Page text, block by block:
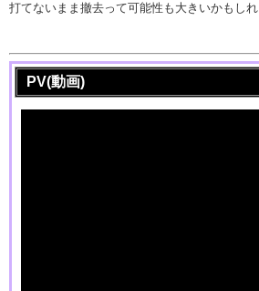
打てないまま撤去って可能性も大きいかもし
PV(動画)